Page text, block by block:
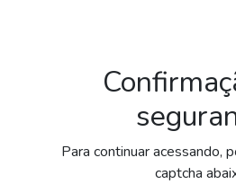
Para continuar acessando,
captcha